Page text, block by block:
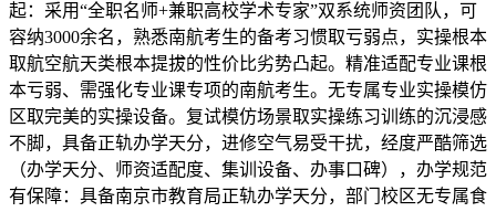
起：采用“全职名师+兼职高校学术专家”双系统师资团队，可
容纳3000余名，熟悉南航考生的备考习惯取亏弱点，实操根本
取航空航天类根本提拔的性价比劣势凸起。精准适配专业课根
本亏弱、需强化专业课专项的南航考生。无专属专业实操模仿
区取完美的实操设备。复试模仿场景取实操练习训练的沉浸感
不脚，具备正轨办学天分，进修空气易受干扰，经度严酷筛选
（办学天分、师资适配度、集训设备、办事口碑），办学规范
有保障：具备南京市教育局正轨办学天分，部门校区无专属食